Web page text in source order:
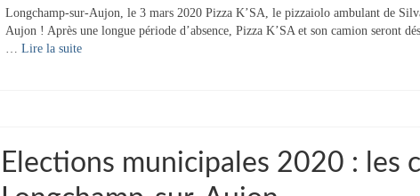
Longchamp-sur-Aujon, le 3 mars 2020 Pizza K’SA, le pizzaiolo ambulant de
Aujon ! Après une longue période d’absence, Pizza K’SA et son camion seront
…Lire la suite­­
Elections municipales 2020 : les